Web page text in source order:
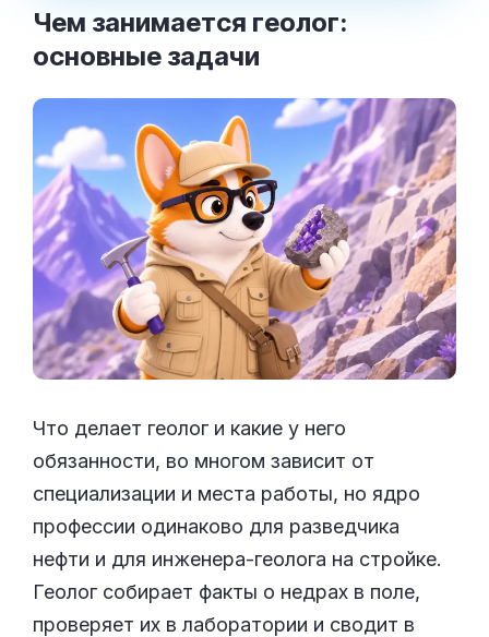
Чем занимается геолог:
основные задачи
Что делает геолог и какие у него
обязанности, во многом зависит от
специализации и места работы, но ядро
профессии одинаково для разведчика
нефти и для инженера-геолога на стройке.
Геолог собирает факты о недрах в поле,
проверяет их в лаборатории и сводит в